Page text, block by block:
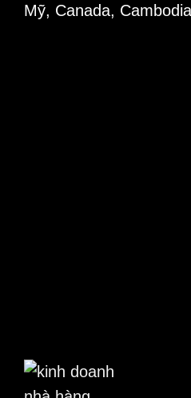
Mỹ, Canada,